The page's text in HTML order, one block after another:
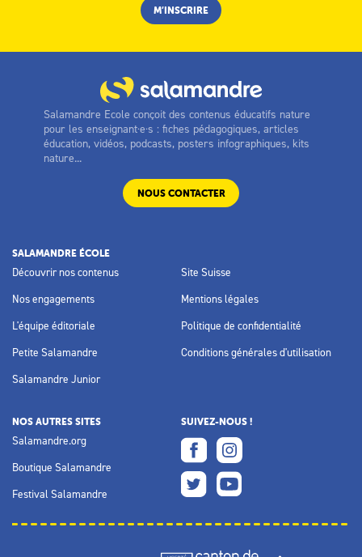
Salamandre Ecole conçoit des contenus éducatifs nature
pour les enseignant·e·s : fiches pédagogiques, articles
éducation, vidéos, podcasts, posters infographiques, kits
nature...
NOUS CONTACTER
SALAMANDRE ÉCOLE
Découvrir nos contenus
Nos engagements
L'équipe éditoriale
Petite Salamandre
Salamandre Junior
Site Suisse
Mentions légales
Politique de confidentialité
Conditions générales d'utilisation
NOS AUTRES SITES
Salamandre.org
Boutique Salamandre
Festival Salamandre
SUIVEZ-NOUS !